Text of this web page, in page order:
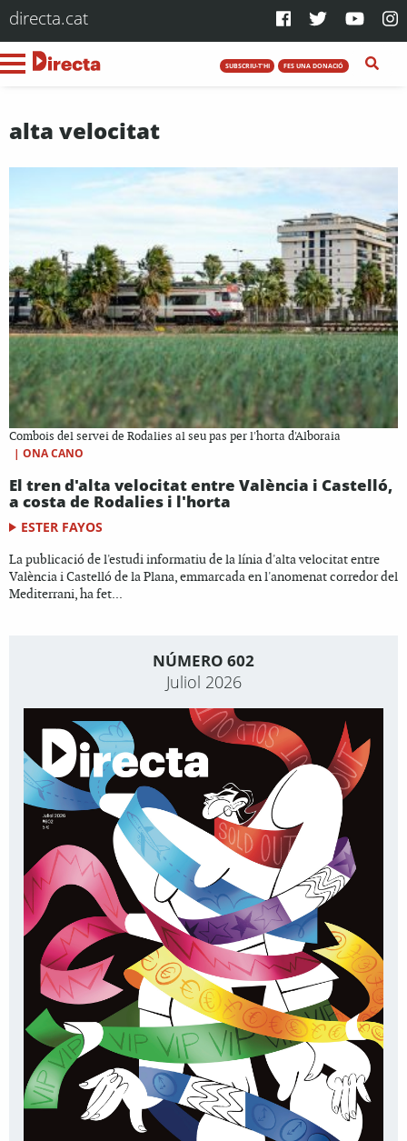
directa.cat
SUBSCRIU-T'HI FES UNA DONACIÓ
alta velocitat
Combois del servei de Rodalies al seu pas per l'horta d'Alboraia
| ONA CANO
El tren d'alta velocitat entre València i Castelló,
a costa de Rodalies i l'horta
ESTER FAYOS
La publicació de l'estudi informatiu de la línia d'alta velocitat entre
València i Castelló de la Plana, emmarcada en l'anomenat corredor del
Mediterrani, ha fet...
NÚMERO 602
Juliol 2026